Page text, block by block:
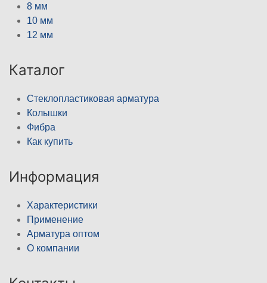
8 мм
10 мм
12 мм
Каталог
Стеклопластиковая арматура
Колышки
Фибра
Как купить
Информация
Характеристики
Применение
Арматура оптом
О компании